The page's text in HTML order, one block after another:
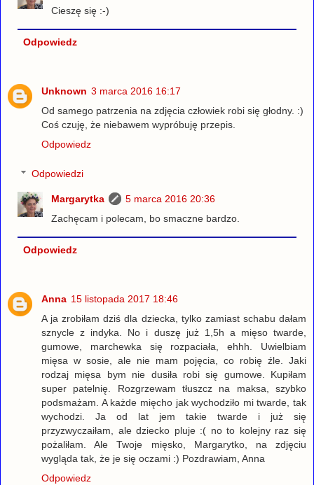
Cieszę się :-)
Odpowiedz
Unknown 3 marca 2016 16:17
Od samego patrzenia na zdjęcia człowiek robi się głodny. :)
Coś czuję, że niebawem wypróbuję przepis.
Odpowiedz
Odpowiedzi
Margarytka
5 marca 2016 20:36
Zachęcam i polecam, bo smaczne bardzo.
Odpowiedz
Anna 15 listopada 2017 18:46
A ja zrobiłam dziś dla dziecka, tylko zamiast schabu dałam
sznycle z indyka. No i duszę już 1,5h a mięso twarde,
gumowe, marchewka się rozpaciała, ehhh. Uwielbiam
mięsa w sosie, ale nie mam pojęcia, co robię źle. Jaki
rodzaj mięsa bym nie dusiła robi się gumowe. Kupiłam
super patelnię. Rozgrzewam tłuszcz na maksa, szybko
podsmażam. A każde mięcho jak wychodziło mi twarde, tak
wychodzi. Ja od lat jem takie twarde i już się
przyzwyczaiłam, ale dziecko pluje :( no to kolejny raz się
pożaliłam. Ale Twoje mięsko, Margarytko, na zdjęciu
wygląda tak, że je się oczami :) Pozdrawiam, Anna
Odpowiedz